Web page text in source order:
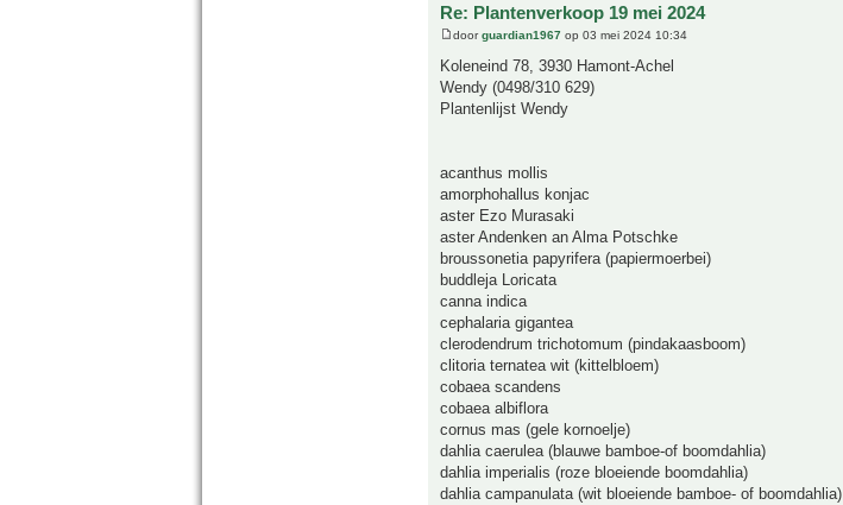
Re: Plantenverkoop 19 mei 2024
doorguardian1967 op 03 mei 2024 10:34
Koleneind 78, 3930 Hamont-Achel
Wendy (0498/310 629)
Plantenlijst Wendy
acanthus mollis
amorphohallus konjac
aster Ezo Murasaki
aster Andenken an Alma Potschke
broussonetia papyrifera (papiermoerbei)
buddleja Loricata
canna indica
cephalaria gigantea
clerodendrum trichotomum (pindakaasboom)
clitoria ternatea wit (kittelbloem)
cobaea scandens
cobaea albiflora
cornus mas (gele kornoelje)
dahlia caerulea (blauwe bamboe-of boomdahlia)
dahlia imperialis (roze bloeiende boomdahlia)
dahlia campanulata (wit bloeiende bamboe- of boomdahlia)